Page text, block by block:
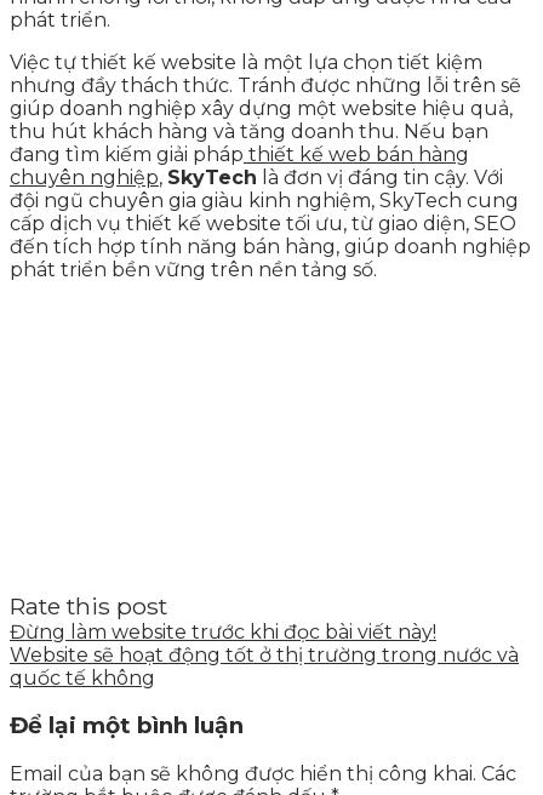
phát triển.
Việc tự thiết kế website là một lựa chọn tiết kiệm
nhưng đầy thách thức. Tránh được những lỗi trên sẽ
giúp doanh nghiệp xây dựng một website hiệu quả,
thu hút khách hàng và tăng doanh thu. Nếu bạn
đang tìm kiếm giải pháp thiết kế web bán hàng
chuyên nghiệp, SkyTech là đơn vị đáng tin cậy. Với
đội ngũ chuyên gia giàu kinh nghiệm, SkyTech cung
cấp dịch vụ thiết kế website tối ưu, từ giao diện, SEO
đến tích hợp tính năng bán hàng, giúp doanh nghiệp
phát triển bền vững trên nền tảng số.
Rate this post
Đừng làm website trước khi đọc bài viết này!
Website sẽ hoạt động tốt ở thị trường trong nước và
quốc tế không
Để lại một bình luận
Email của bạn sẽ không được hiển thị công khai. Các